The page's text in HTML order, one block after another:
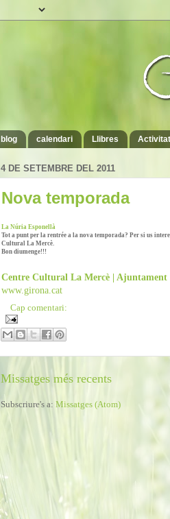
blog calendari Llibres
4 DE SETEMBRE DEL 2011
Nova temporada
La Núria Esponellà
Tot a punt per la rentrée a la nova temporada? Per si us
Cultural La Mercè.
Bon diumenge!!!
Centre Cultural La Mercè | Ajuntament
www.girona.cat
Cap comentari:
Missatges més recents
Subscriure's a: Missatges (Atom)